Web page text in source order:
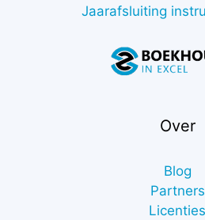
Jaarafsluiting
Over
Blog
Partners
Licenties